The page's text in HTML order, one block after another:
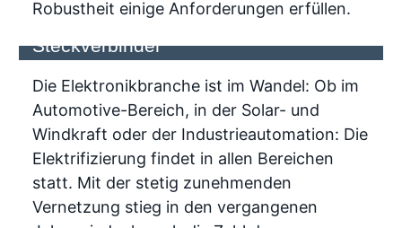
Robustheit einige Anforderungen erfüllen.
So gelingt Komponentenschutz mit
Steckverbinder
Die Elektronikbranche ist im Wandel: Ob im
Automotive-Bereich, in der Solar- und
Windkraft oder der Industrieautomation: Die
Elektrifizierung findet in allen Bereichen
statt. Mit der stetig zunehmenden
Vernetzung stieg in den vergangenen